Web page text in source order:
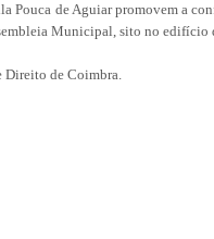
Pouca de Aguiar promovem a
Municipal, sito no
Direito de Coimbra.